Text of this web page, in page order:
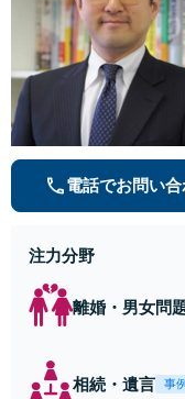
電話でお問い合
注力分野
離婚・男女問
相続・遺言 事